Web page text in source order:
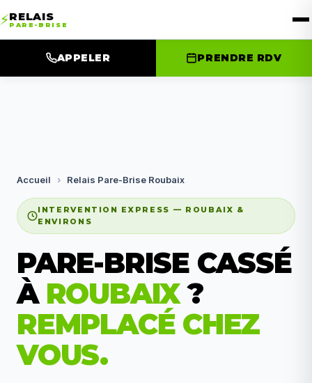
⚡RELAIS
PARE-BRISE
APPELER PRENDRE RDV
Accueil › Relais Pare-Brise Roubaix
INTERVENTION EXPRESS — ROUBAIX &
ENVIRONS
PARE-BRISE CASSÉ
À ROUBAIX?
REMPLACÉ CHEZ
VOUS.